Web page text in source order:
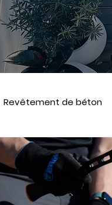
Revêtement de béton